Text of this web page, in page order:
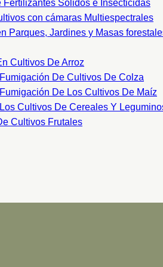
Fertilizantes Sólidos e Insecticidas
con cámaras Multiespectrales
Parques, Jardines y Masas
Cultivos De Arroz
De Cultivos De Colza
De Los Cultivos De Maíz
Cultivos De Cereales Y
Cultivos Frutales